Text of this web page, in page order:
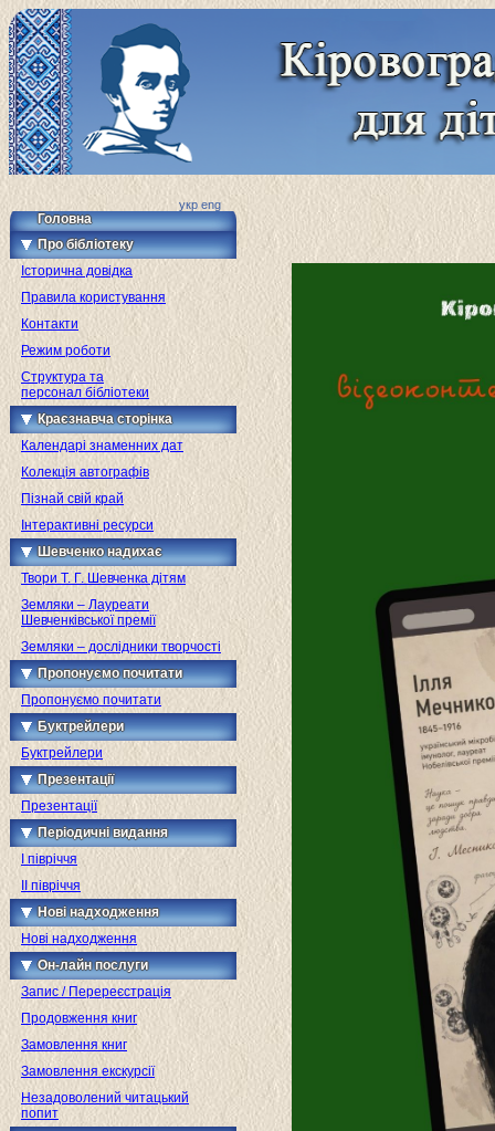
укр eng
Головна
Про бібліотеку
Історична довідка
Правила користування
Контакти
Режим роботи
Структура та
персонал бібліотеки
Краєзнавча сторінка
Календарі знаменних дат
Колекція автографів
Пізнай свій край
Інтерактивні ресурси
Шевченко надихає
Твори Т. Г. Шевченка дітям
Земляки – Лауреати
Шевченківської премії
Земляки – дослідники творчості
Пропонуємо почитати
Пропонуємо почитати
Буктрейлери
Буктрейлери
Презентації
Презентації
Періодичні видання
I півріччя
II півріччя
Нові надходження
Нові надходження
Он-лайн послуги
Запис / Перереєстрація
Продовження книг
Замовлення книг
Замовлення екскурсії
Незадоволений читацький
попит